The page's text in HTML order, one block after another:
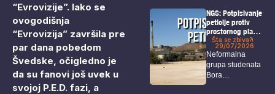
“Evrovizije”. Iako se
ovogodišnja
“Evrovizija” završila pre
par dana pobedom
Švedske, očigledno je
da su fanovi još uvek u
svojoj P.E.D. fazi, a
NGS: Potpisivanje
peticije protiv
prostornog plana
i u Boru!
Šta se zbiva?
29/07/2026
Neformalna
grupa studenata
Bora